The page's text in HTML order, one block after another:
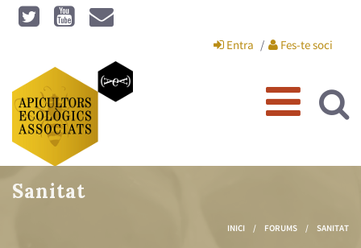
Vés al contingut
Entra Fes-te soci
Sanitat
INICI / FORUMS / SANITAT